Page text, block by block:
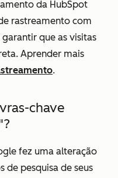
da HubSpot
rastreamento com
que as visitas
Aprender mais
.
chave
fez uma alteração
de pesquisa de seus